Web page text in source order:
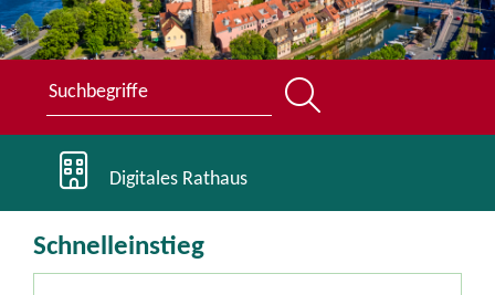
Digitales Rathaus
Schnelleinstieg